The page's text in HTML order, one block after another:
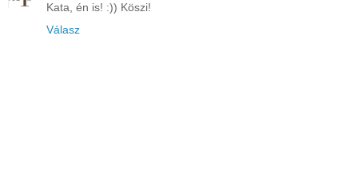
Kata, én is! :)) Köszi!
Válasz